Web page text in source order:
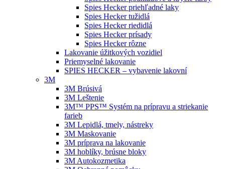
Spies Hecker priehľadné laky
Spies Hecker tužidlá
Spies Hecker riedidlá
Spies Hecker prísady
Spies Hecker rôzne
Lakovanie úžitkových vozidiel
Priemyselné lakovanie
SPIES HECKER – vybavenie lakovní
3M
3M Brúsivá
3M Leštenie
3M™ PPS™ Systém na prípravu a striekanie
farieb
3M Lepidlá, tmely, nástreky
3M Maskovanie
3M príprava na lakovanie
3M hoblíky, brúsne bloky
3M Autokozmetika